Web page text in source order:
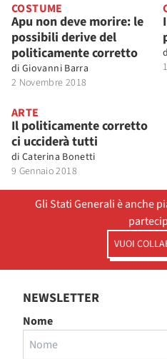
COSTUME
Apu non deve morire: le
possibili derive del
politicamente corretto
di Giovanni Barra
2 Novembre 2018
ARTE
Il politicamente corretto
ci ucciderà tutti
di Caterina Bonetti
9 Gennaio 2018
Gli Stati Generali è anche
VUOI
NEWSLETTER
Nome